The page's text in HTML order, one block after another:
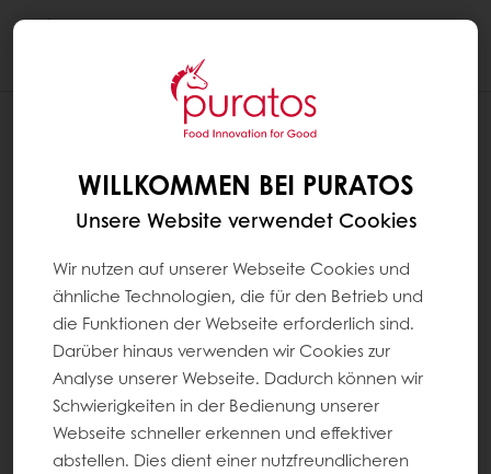
WILLKOMMEN BEI PURATOS
Unsere Website verwendet Cookies
Wir nutzen auf unserer Webseite Cookies und
ähnliche Technologien, die für den Betrieb und
die Funktionen der Webseite erforderlich sind.
Darüber hinaus verwenden wir Cookies zur
Analyse unserer Webseite. Dadurch können wir
Schwierigkeiten in der Bedienung unserer
Webseite schneller erkennen und effektiver
abstellen. Dies dient einer nutzfreundlicheren